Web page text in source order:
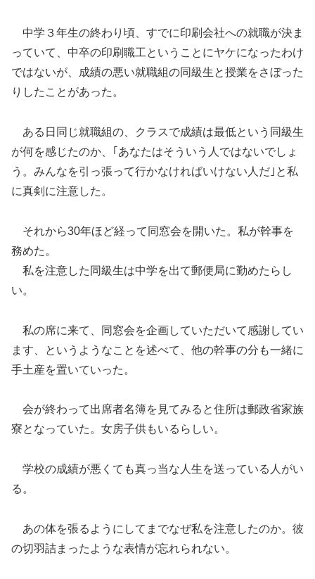
中学３年生の終わり頃、すでに印刷会社への就職が決ま
っていて、中卒の印刷職工ということにヤケになったわけ
ではないが、成績の悪い就職組の同級生と授業をさぼった
りしたことがあった。
ある日同じ就職組の、クラスで成績は最低という同級生
が何を感じたのか、｢あなたはそういう人ではないでしょ
う。みんなを引っ張って行かなければいけない人だ｣と私
に真剣に注意した。
それから30年ほど経って同窓会を開いた。私が幹事を
務めた。
私を注意した同級生は中学を出て郵便局に勤めたらし
い。
私の席に来て、同窓会を企画していただいて感謝してい
ます、というようなことを述べて、他の幹事の分も一緒に
手土産を置いていった。
会が終わって出席者名簿を見てみると住所は郵政省家族
寮となっていた。女房子供もいるらしい。
学校の成績が悪くても真っ当な人生を送っている人がい
る。
あの体を張るようにしてまでなぜ私を注意したのか。彼
の切羽詰まったような表情が忘れられない。